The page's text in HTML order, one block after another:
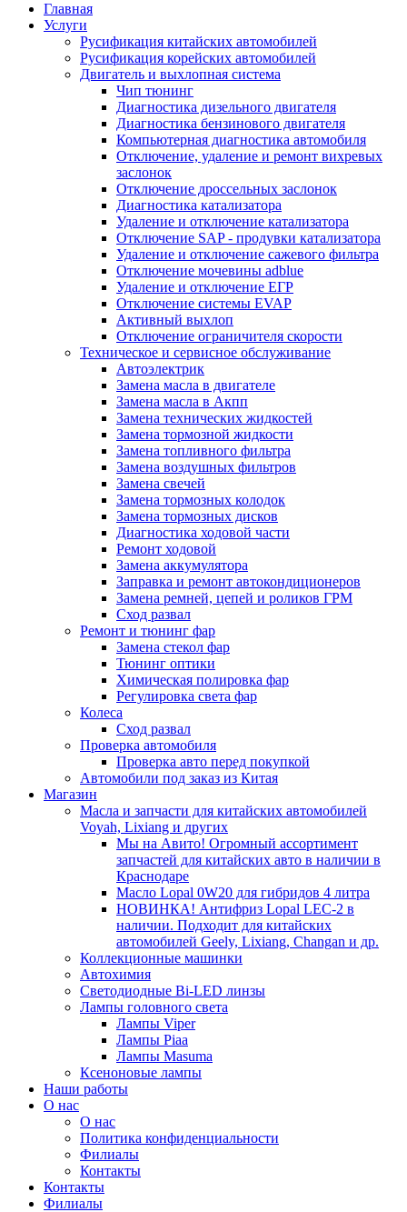
Главная
Услуги
Русификация китайских автомобилей
Русификация корейских автомобилей
Двигатель и выхлопная система
Чип тюнинг
Диагностика дизельного двигателя
Диагностика бензинового двигателя
Компьютерная диагностика автомобиля
Отключение, удаление и ремонт вихревых
заслонок
Отключение дроссельных заслонок
Диагностика катализатора
Удаление и отключение катализатора
Отключение SAP - продувки катализатора
Удаление и отключение сажевого фильтра
Отключение мочевины adblue
Удаление и отключение ЕГР
Отключение системы EVAP
Активный выхлоп
Отключение ограничителя скорости
Техническое и сервисное обслуживание
Автоэлектрик
Замена масла в двигателе
Замена масла в Акпп
Замена технических жидкостей
Замена тормозной жидкости
Замена топливного фильтра
Замена воздушных фильтров
Замена свечей
Замена тормозных колодок
Замена тормозных дисков
Диагностика ходовой части
Ремонт ходовой
Замена аккумулятора
Заправка и ремонт автокондиционеров
Замена ремней, цепей и роликов ГРМ
Сход развал
Ремонт и тюнинг фар
Замена стекол фар
Тюнинг оптики
Химическая полировка фар
Регулировка света фар
Колеса
Сход развал
Проверка автомобиля
Проверка авто перед покупкой
Автомобили под заказ из Китая
Магазин
Масла и запчасти для китайских автомобилей
Voyah, Lixiang и других
Мы на Авито! Огромный ассортимент
запчастей для китайских авто в наличии в
Краснодаре
Масло Lopal 0W20 для гибридов 4 литра
НОВИНКА! Антифриз Lopal LEC-2 в
наличии. Подходит для китайских
автомобилей Geely, Lixiang, Changan и др.
Коллекционные машинки
Автохимия
Светодиодные Bi-LED линзы
Лампы головного света
Лампы Viper
Лампы Piaa
Лампы Masuma
Ксеноновые лампы
Наши работы
О нас
О нас
Политика конфиденциальности
Филиалы
Контакты
Контакты
Филиалы